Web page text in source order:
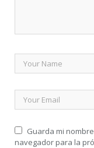
Guarda mi
navegador para la